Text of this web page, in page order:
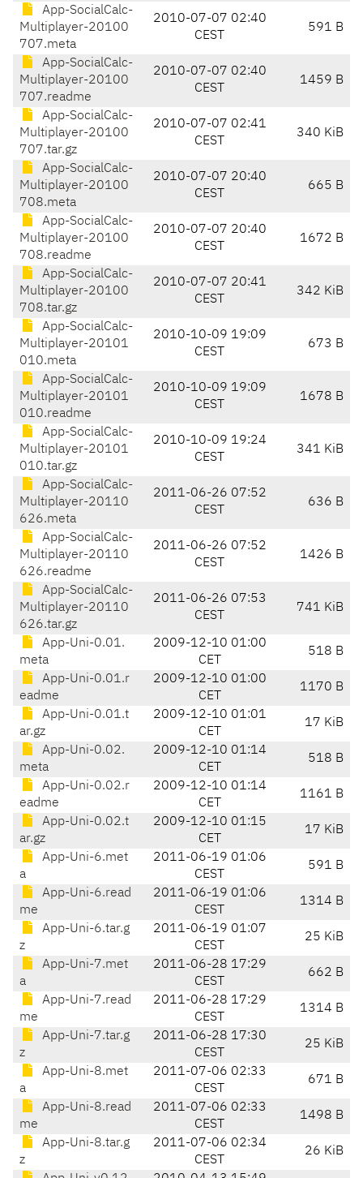
App-SocialCalc-
Multiplayer-20100
707.meta
2010-07-07 02:40
CEST
591 B
App-SocialCalc-
Multiplayer-20100
707.readme
2010-07-07 02:40
CEST
1459 B
App-SocialCalc-
Multiplayer-20100
707.tar.gz
2010-07-07 02:41
CEST
340 KiB
App-SocialCalc-
Multiplayer-20100
708.meta
2010-07-07 20:40
CEST
665 B
App-SocialCalc-
Multiplayer-20100
708.readme
2010-07-07 20:40
CEST
1672 B
App-SocialCalc-
Multiplayer-20100
708.tar.gz
2010-07-07 20:41
CEST
342 KiB
App-SocialCalc-
Multiplayer-20101
010.meta
2010-10-09 19:09
CEST
673 B
App-SocialCalc-
Multiplayer-20101
010.readme
2010-10-09 19:09
CEST
1678 B
App-SocialCalc-
Multiplayer-20101
010.tar.gz
2010-10-09 19:24
CEST
341 KiB
App-SocialCalc-
Multiplayer-20110
626.meta
2011-06-26 07:52
CEST
636 B
App-SocialCalc-
Multiplayer-20110
626.readme
2011-06-26 07:52
CEST
1426 B
App-SocialCalc-
Multiplayer-20110
626.tar.gz
2011-06-26 07:53
CEST
741 KiB
App-Uni-0.01.
meta
2009-12-10 01:00
CET
518 B
App-Uni-0.01.r
eadme
2009-12-10 01:00
CET
1170 B
App-Uni-0.01.t
ar.gz
2009-12-10 01:01
CET
17 KiB
App-Uni-0.02.
meta
2009-12-10 01:14
CET
518 B
App-Uni-0.02.r
eadme
2009-12-10 01:14
CET
1161 B
App-Uni-0.02.t
ar.gz
2009-12-10 01:15
CET
17 KiB
App-Uni-6.met
a
2011-06-19 01:06
CEST
591 B
App-Uni-6.read
me
2011-06-19 01:06
CEST
1314 B
App-Uni-6.tar.g
z
2011-06-19 01:07
CEST
25 KiB
App-Uni-7.met
a
2011-06-28 17:29
CEST
662 B
App-Uni-7.read
me
2011-06-28 17:29
CEST
1314 B
App-Uni-7.tar.g
z
2011-06-28 17:30
CEST
25 KiB
App-Uni-8.met
a
2011-07-06 02:33
CEST
671 B
App-Uni-8.read
me
2011-07-06 02:33
CEST
1498 B
App-Uni-8.tar.g
z
2011-07-06 02:34
CEST
26 KiB